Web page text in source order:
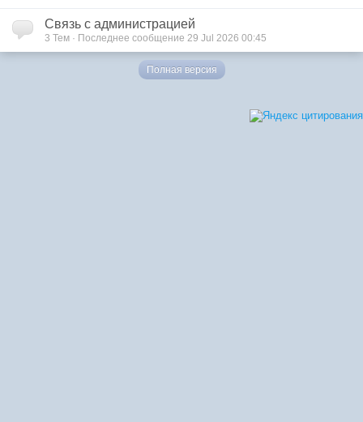
Связь с администрацией
3 Тем · Последнее сообщение 29 Jul 2026 00:45
Полная версия